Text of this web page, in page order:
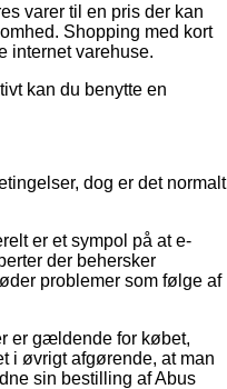
varer til en pris der kan
Shopping med kort
internet varehuse.
kan du benytte en
dog er det normalt
er et sympol på at e-
der behersker
problemer som følge af
er gældende for købet,
i øvrigt afgørende, at man
sin bestilling af Abus